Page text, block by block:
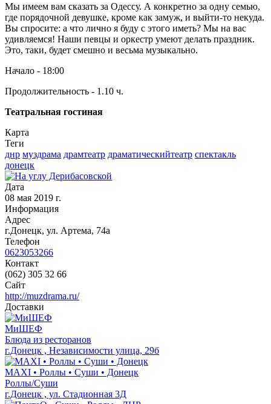
Мы имеем вам сказать за Одессу. А конкретно за одну семью,
где порядочной девушке, кроме как замуж, и выйти-то некуда.
Вы спросите: а что лично я буду с этого иметь? Мы на вас
удивляемся! Наши певцы и оркестр умеют делать праздник.
Это, таки, будет смешно и весьма музыкально.
Начало - 18:00
Продолжительность - 1.10 ч.
Театральная гостиная
Карта
Теги
днр муздрама драмтеатр драматическийтеатр спектакль
донецк
Дата
08 мая 2019 г.
Информация
Адрес
г.Донецк, ул. Артема, 74а
Телефон
0623053266
Контакт
(062) 305 32 66
Сайт
http://muzdrama.ru/
Доставки
МиШЕФ
Блюда из ресторанов
г.Донецк , Независимости улица, 29б
MAXI • Роллы • Суши • Донецк
Роллы/Суши
г.Донецк , ул. Стадионная 3Д